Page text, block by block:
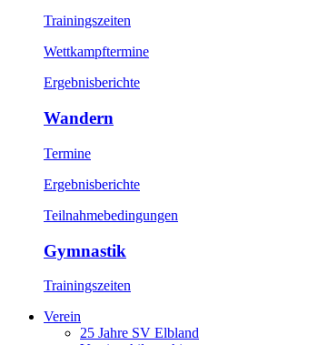
Trainingszeiten
Wettkampftermine
Ergebnisberichte
Wandern
Termine
Ergebnisberichte
Teilnahmebedingungen
Gymnastik
Trainingszeiten
Verein
25 Jahre SV Elbland